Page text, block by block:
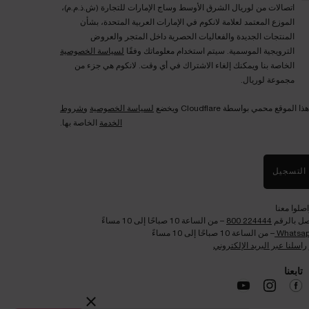
اتصالات من لوريال الشرق الأوسط وساج الإمارات للتجارة (ش.ذ.م.م)،
الموزع المعتمد لعلامة لانكوم في الإمارات العربية المتحدة، بشأن
المنتجات الجديدة والفعاليات الحصرية داخل المتجر والعروض
الترويجية الموسمية. سيتم استخدام معلوماتك وفقًا
لسياسة الخصوصية
الخاصة بنا ويمكنك إلغاء الاشتراك في أي وقت. لانكوم هي جزء من
مجموعة لوريال.
هذا الموقع محمي بواسطة Cloudflare ويخضع لسياسة الخصوصية وشروط
الخدمة الخاصة بها.
التسجيل
معنا
بالرقم 224444 800
– من الساعة 10 صباحًا إلى 10 مساءً
– من الساعة 10 صباحًا إلى 10 مساءً
راسلنا عبر البريد الإلكتروني
تابعنا​
×